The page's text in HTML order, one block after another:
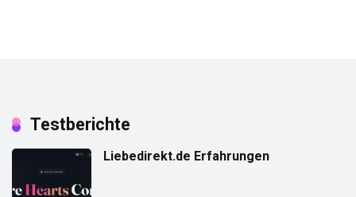
Testberichte
Liebedirekt.de Erfahrungen